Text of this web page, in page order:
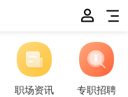
职场资讯 专职招聘